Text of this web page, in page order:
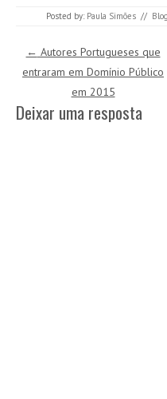
Posted by: Paula Simões // Blog
Post navigation
← Autores Portugueses que
entraram em Domínio Público
em 2015
Deixar uma resposta